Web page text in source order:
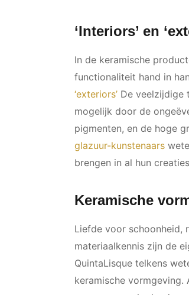
‘Interiors’ en
In de keramische
functionaliteit hand in
‘exteriors’ De veelzijdige
mogelijk door de
pigmenten, en de hoge
glazuur-kunstenaars
brengen in al hun
Keramische
Liefde voor schoonheid,
materiaalkennis zijn de
QuintaLisque telkens
keramische vormgeving.